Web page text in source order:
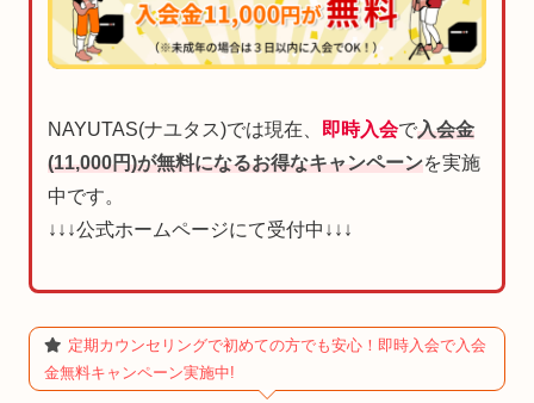
NAYUTAS(ナユタス)では現在、 即時入会で入会金
(11,000円)が無料になるお得なキャンペーンを実施
中です。
↓↓↓公式ホームページにて受付中↓↓↓
定期カウンセリングで初めての方でも安心！即時入会で入会
金無料キャンペーン実施中!